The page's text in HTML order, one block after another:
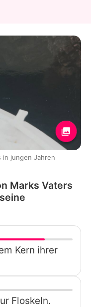
in jungen Jahren
Marks Vaters
Kern ihrer
Floskeln.